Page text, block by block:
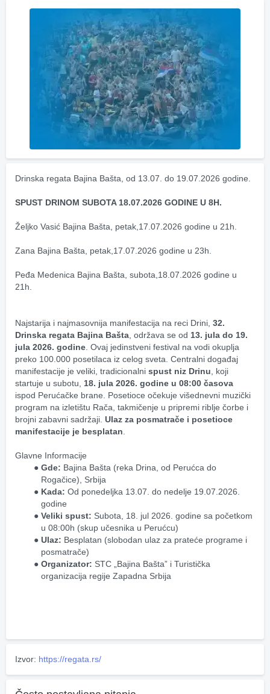
Drinska regata Bajina Bašta, od 13.07. do 19.07.2026 godine.
SPUST DRINOM SUBOTA 18.07.2026 GODINE U 8H.
Željko Vasić Bajina Bašta, petak,17.07.2026 godine u 21h.
Zana Bajina Bašta, petak,17.07.2026 godine u 23h.
Peđa Medenica Bajina Bašta, subota,18.07.2026 godine u
21h.
Najstarija i najmasovnija manifestacija na reci Drini, 32.
Drinska regata Bajina Bašta , održava se od 13. jula do 19.
jula 2026. godine . Ovaj jedinstveni festival na vodi okuplja
preko 100.000 posetilaca iz celog sveta. Centralni događaj
manifestacije je veliki, tradicionalni spust niz Drinu , koji
startuje u subotu, 18. jula 2026. godine u 08:00 časova
ispod Perućačke brane. Posetioce očekuje višednevni muzički
program na izletištu Rača, takmičenje u pripremi riblje čorbe i
brojni zabavni sadržaji. Ulaz za posmatrače i posetioce
manifestacije je besplatan
Glavne Informacije
Gde: Bajina Bašta (reka Drina, od Perućca do
Rogačice), Srbija
Kada: Od ponedeljka 13.07. do nedelje 19.07.2026.
godine
Veliki spust: Subota, 18. jul 2026. godine sa početkom
u 08:00h (skup učesnika u Perućcu)
Ulaz: Besplatan (slobodan ulaz za prateće programe i
posmatrače)
Organizator: STC „Bajina Bašta” i Turistička
organizacija regije Zapadna Srbija
Izvor: https://regata.rs/